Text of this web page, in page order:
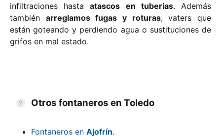
infiltraciones hastaatascos en tuberias. Además
también arreglamos fugas y roturas, vaters que
están goteando y perdiendo agua o sustituciones de
grifos en mal estado.
Otros fontaneros en Toledo
Fontaneros en Ajofrín.